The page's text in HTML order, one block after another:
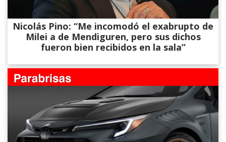
Nicolás Pino: “Me incomodó el exabrupto de
Milei a de Mendiguren, pero sus dichos
fueron bien recibidos en la sala”